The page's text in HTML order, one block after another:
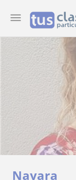
Nayara